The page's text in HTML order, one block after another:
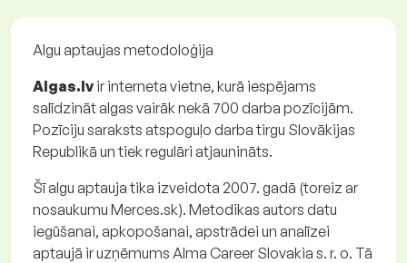
Algu aptaujas metodoloģija
Algas.lv ir interneta vietne, kurā iespējams
salīdzināt algas vairāk nekā 700 darba pozīcijām.
Pozīciju saraksts atspoguļo darba tirgu Slovākijas
Republikā un tiek regulāri atjaunināts.
Šī algu aptauja tika izveidota 2007. gadā (toreiz ar
nosaukumu Merces.sk). Metodikas autors datu
iegūšanai, apkopošanai, apstrādei un analīzei
aptaujā ir uzņēmums Alma Career Slovakia s. r. o. Tā